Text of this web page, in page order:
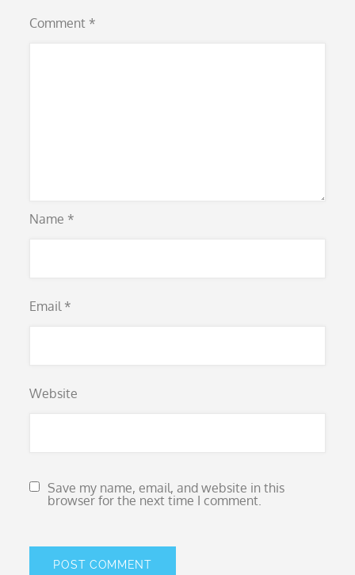
Comment *
Name *
Email *
Website
Save my name, email, and website in this
browser for the next time I comment.